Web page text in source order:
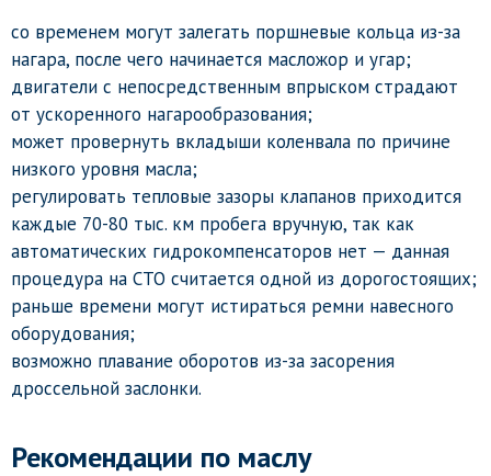
со временем могут залегать поршневые кольца из-за
нагара, после чего начинается масложор и угар;
двигатели с непосредственным впрыском страдают
от ускоренного нагарообразования;
может провернуть вкладыши коленвала по причине
низкого уровня масла;
регулировать тепловые зазоры клапанов приходится
каждые 70-80 тыс. км пробега вручную, так как
автоматических гидрокомпенсаторов нет — данная
процедура на СТО считается одной из дорогостоящих;
раньше времени могут истираться ремни навесного
оборудования;
возможно плавание оборотов из-за засорения
дроссельной заслонки.
Рекомендации по маслу